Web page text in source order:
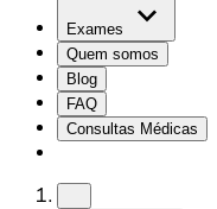
Exames
Quem somos
Blog
FAQ
Consultas Médicas